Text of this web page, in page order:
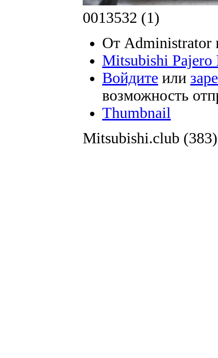
0013532 (1)
От Administrator
Mitsubishi
Войдите или
возможность
Thumbnail
Mitsubishi.club